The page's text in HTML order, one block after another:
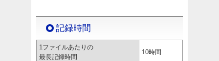
記録時間
1ファイルあたりの
最長記録時間
10時間